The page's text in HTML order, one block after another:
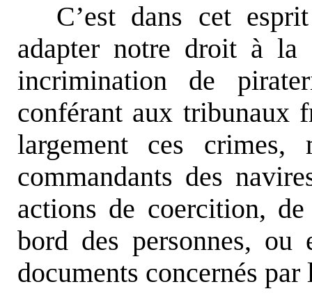
C’est dans cet
adapter notre droit à la
incrimination de
conférant aux tribunaux
largement ces
commandants des
actions de coercition,
bord des personnes,
documents concernés